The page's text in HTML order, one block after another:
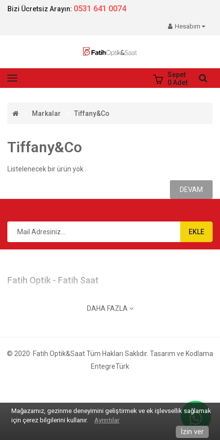
Bizi Ücretsiz Arayın: 0531 641 0074
Hesabım
Sepet
0Adet
Markalar Tiffany&Co
Tiffany&Co
Listelenecek bir ürün yok
DEVAM
EKLE
Fatih Optik - Fatih Saat
Çalışma Saatleri: 09:00 - 19:00
0531 641 0074
DAHA FAZLA
© 2020 Fatih Optik&SaatTüm Hakları Saklıdır. Tasarım ve Kodlama
EntegreTürk
Mağazamız, gezinme deneyimini geliştirmek ve ek işlevsellik sağlamak
için çerez bilgilerini kullanır.
Ayrıntılar
İzin ver